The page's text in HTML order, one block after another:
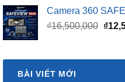
Camera 360
₫16,500,000 Giá
₫
BÀI VIẾT MỚI